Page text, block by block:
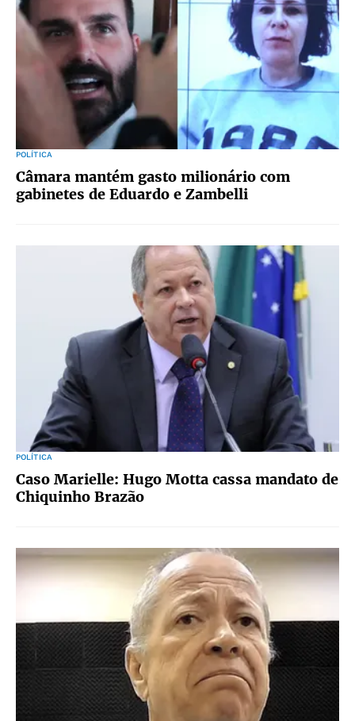
POLÍTICA
Câmara mantém gasto milionário com
gabinetes de Eduardo e Zambelli
POLÍTICA
Caso Marielle: Hugo Motta cassa mandato de
Chiquinho Brazão